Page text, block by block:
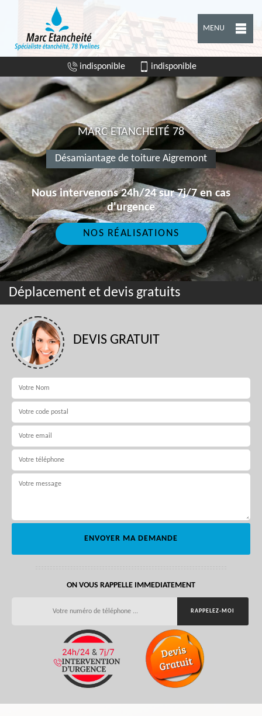
MENU
indisponible indisponible
MARC ETANCHEITÉ 78
Désamiantage de toiture Aigremont
Nous intervenons 24h/24 sur 7j/7 en cas
d'urgence
NOS RÉALISATIONS
Déplacement et devis gratuits
DEVIS GRATUIT
ON VOUS RAPPELLE IMMEDIATEMENT